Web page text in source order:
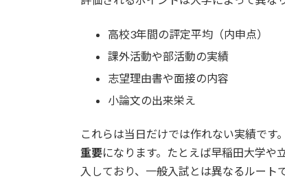
高校3年間の評定平均（内申点）
課外活動や部活動の実績
志望理由書や面接の内容
小論文の出来栄え
これらは当日だけでは作れない実績です
重要になります。たとえば早稲田大学や
入しており、一般入試とは異なるルート